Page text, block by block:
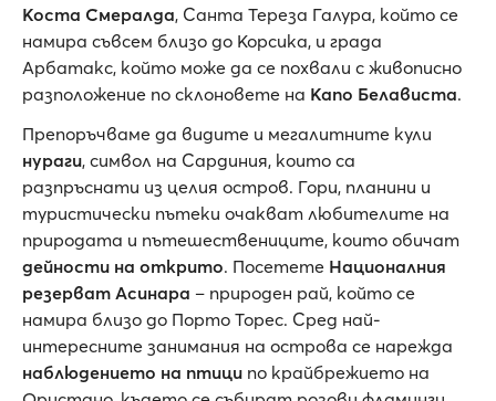
Коста Смералда, Санта Тереза Галура, който се
намира съвсем близо до Корсика, и града
Арбатакс, който може да се похвали с живописно
разположение по склоновете на Капо Белависта.
Препоръчваме да видите и мегалитните кули
нураги, символ на Сардиния, които са
разпръснати из целия остров. Гори, планини и
туристически пътеки очакват любителите на
природата и пътешествениците, които обичат
дейности на открито. Посетете Националния
резерват Асинара – природен рай, който се
намира близо до Порто Торес. Сред най-
интересните занимания на острова се нарежда
наблюдението на птици по крайбрежието на